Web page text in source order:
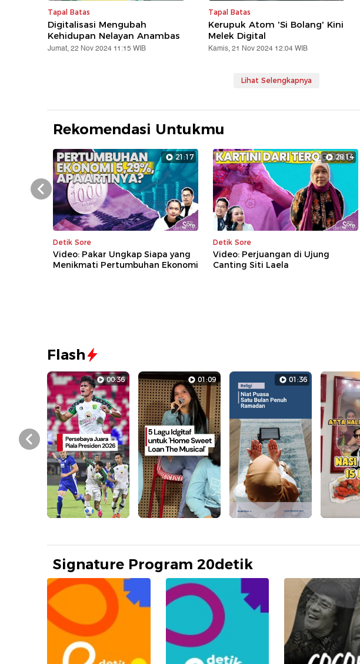
Tapal Batas
Digitalisasi Mengubah
Kehidupan Nelayan Anambas
Jumat, 22 Nov 2024 11:15 WIB
Tapal Batas
Kerupuk Atom 'Si Bolang' Kini
Melek Digital
Kamis, 21 Nov 2024 12:04 WIB
Lihat Selengkapnya
Rekomendasi Untukmu
21:17
Detik Sore
Video: Pakar Ungkap Siapa yang
Menikmati Pertumbuhan Ekonomi
28:14
Detik Sore
Video: Perjuangan di Ujung
Canting Siti Laela
Prev
Flash
00:36 01:09 01:36
Prev
Signature Program 20detik